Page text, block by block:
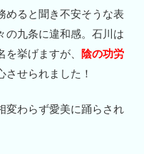
めると聞き不安そうな表
の九条に違和感。石川は
挙げますが、
陰の功労
させられました！
変わらず愛美に踊らされ